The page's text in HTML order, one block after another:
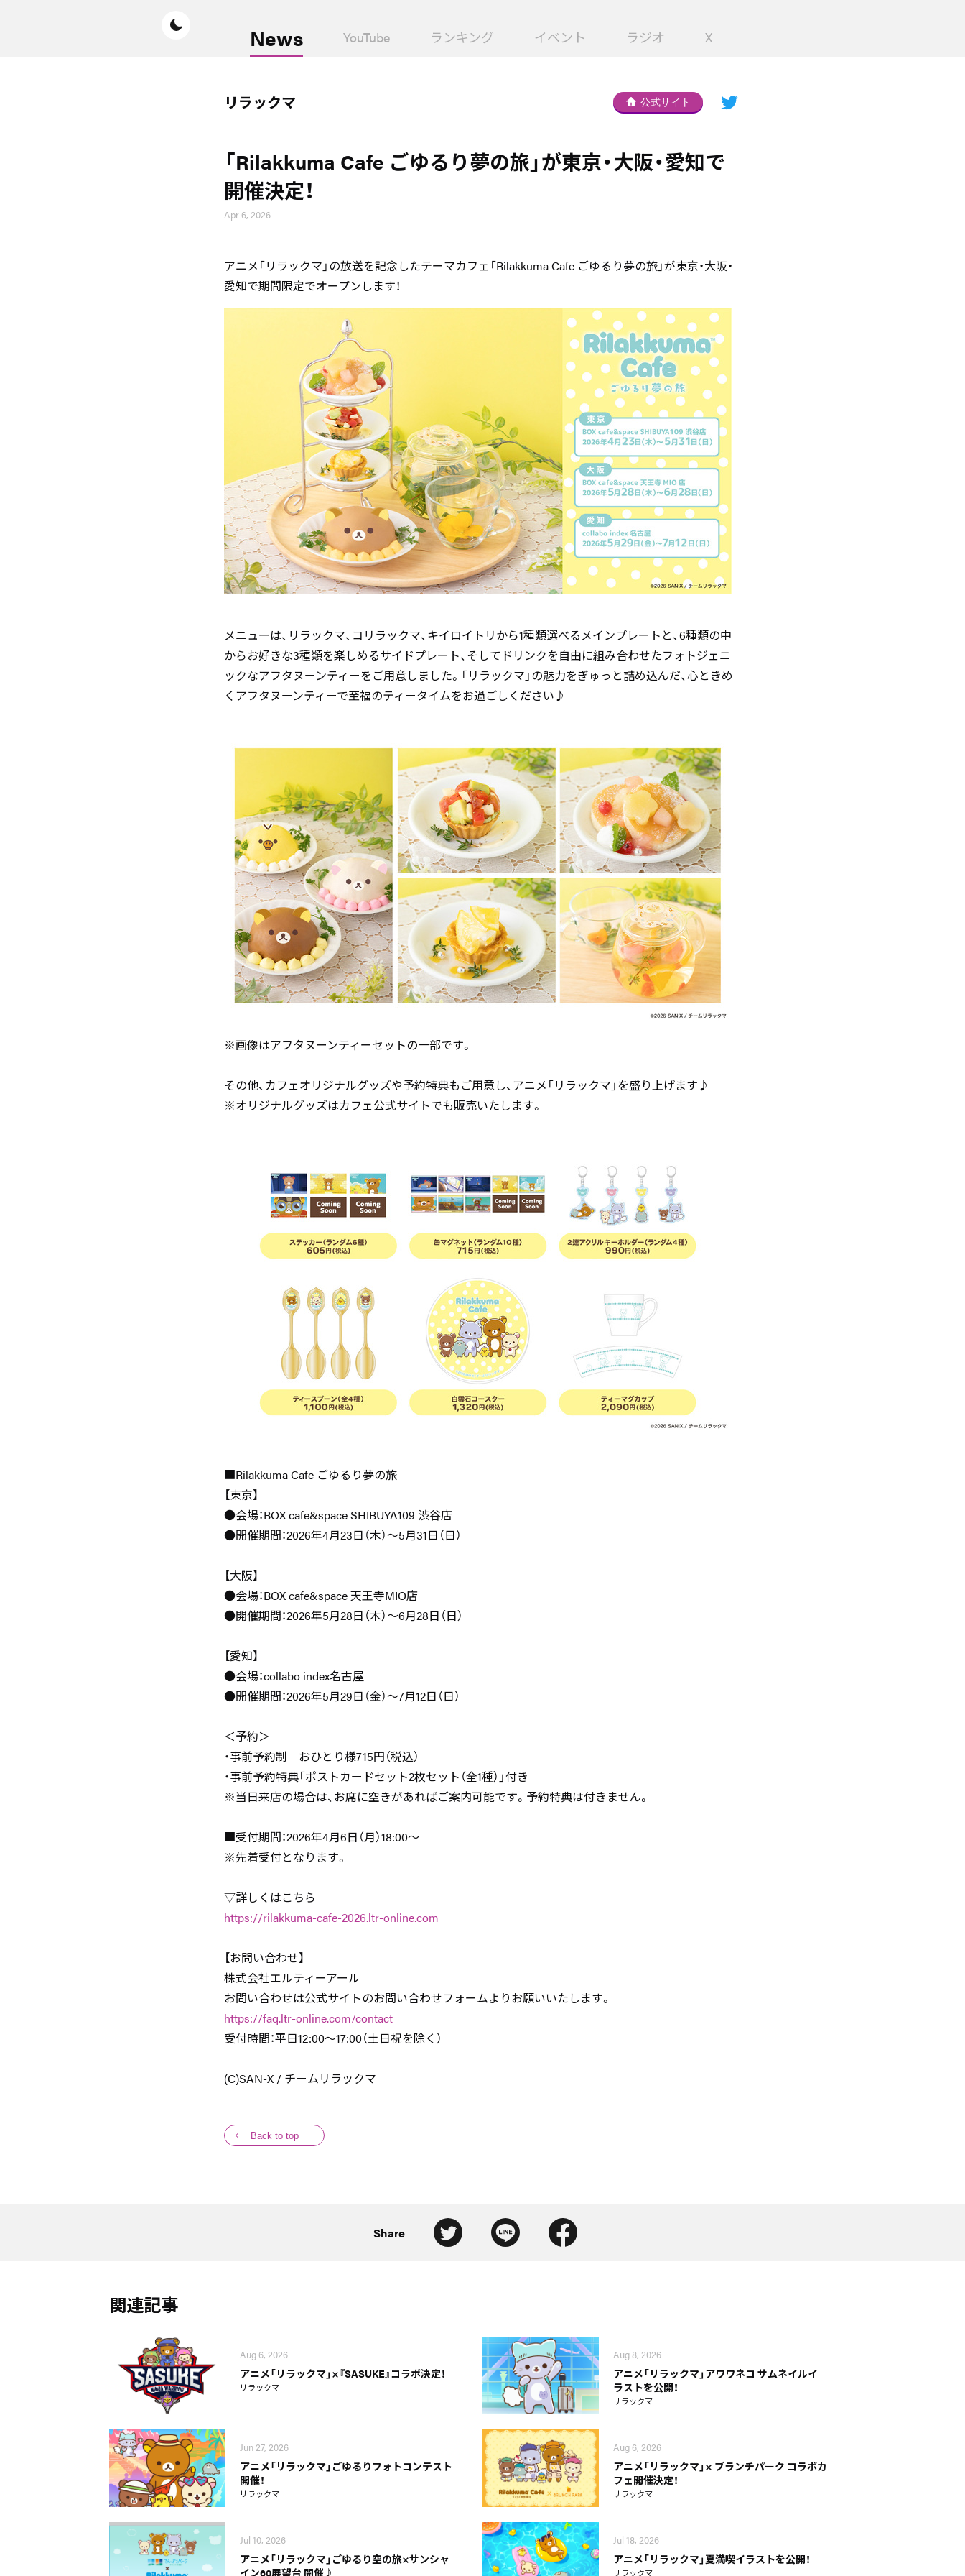
News YouTube ランキング イベント ラジオ X
リラックマ 公式サイト
「Rilakkuma Cafe ごゆるり夢の旅」が東京・大阪・愛知で
開催決定！
Apr 6, 2026
アニメ「リラックマ」の放送を記念したテーマカフェ「Rilakkuma Cafe ごゆるり夢の旅」が東京・大阪・
愛知で期間限定でオープンします！
メニューは、リラックマ、コリラックマ、キイロイトリから1種類選べるメインプレートと、6種類の中
からお好きな3種類を楽しめるサイドプレート、そしてドリンクを自由に組み合わせたフォトジェニ
ックなアフタヌーンティーをご用意しました。「リラックマ」の魅力をぎゅっと詰め込んだ、心ときめ
くアフタヌーンティーで至福のティータイムをお過ごしください♪
※画像はアフタヌーンティーセットの一部です。
その他、カフェオリジナルグッズや予約特典もご用意し、アニメ「リラックマ」を盛り上げます♪
※オリジナルグッズはカフェ公式サイトでも販売いたします。
■Rilakkuma Cafe ごゆるり夢の旅
【東京】
●会場：BOX cafe&space SHIBUYA109 渋谷店
●開催期間：2026年4月23日（木）～5月31日（日）
【大阪】
●会場：BOX cafe&space 天王寺MIO店
●開催期間：2026年5月28日（木）～6月28日（日）
【愛知】
●会場：collabo index名古屋
●開催期間：2026年5月29日（金）～7月12日（日）
＜予約＞
・事前予約制 おひとり様715円（税込）
・事前予約特典「ポストカードセット2枚セット（全1種）」付き
※当日来店の場合は、お席に空きがあればご案内可能です。予約特典は付きません。
■受付期間：2026年4月6日（月）18:00～
※先着受付となります。
▽詳しくはこちら
https://rilakkuma-cafe-2026.ltr-online.com
【お問い合わせ】
株式会社エルティーアール
お問い合わせは公式サイトのお問い合わせフォームよりお願いいたします。
https://faq.ltr-online.com/contact
受付時間：平日12:00～17:00（土日祝を除く）
(C)SAN-X / チームリラックマ
Back to top
Share
関連記事
Aug 6, 2026
アニメ「リラックマ」×『SASUKE』コラボ決定！
リラックマ
Aug 8, 2026
アニメ「リラックマ」アワワネコ サムネイルイ
ラストを公開！
リラックマ
Jun 27, 2026
アニメ「リラックマ」ごゆるりフォトコンテスト
開催！
リラックマ
Aug 6, 2026
アニメ「リラックマ」× ブランチパーク コラボカ
フェ開催決定！
リラックマ
Jul 10, 2026
アニメ「リラックマ」ごゆるり空の旅×サンシャ
イン60展望台 開催♪
Jul 18, 2026
アニメ「リラックマ」夏満喫イラストを公開！
リラックマ